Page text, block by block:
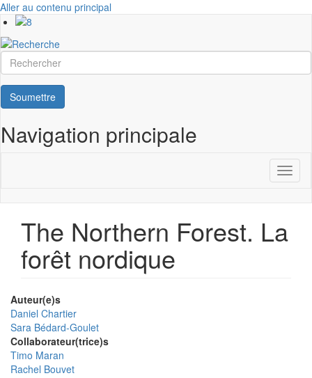
Aller au contenu principal
Rechercher
Soumettre
Navigation principale
The Northern Forest. La
forêt nordique
Auteur(e)s
Daniel Chartier
Sara Bédard-Goulet
Collaborateur(trice)s
Timo Maran
Rachel Bouvet